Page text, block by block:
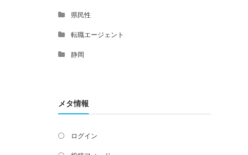
県民性
転職エージェント
静岡
メタ情報
ログイン